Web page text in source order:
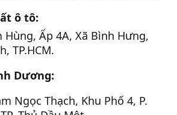
ô tô:
Hùng, Ấp 4A, Xã Bình Hưng,
TP.HCM.
Dương:
Ngọc Thạch, Khu Phố 4, P.